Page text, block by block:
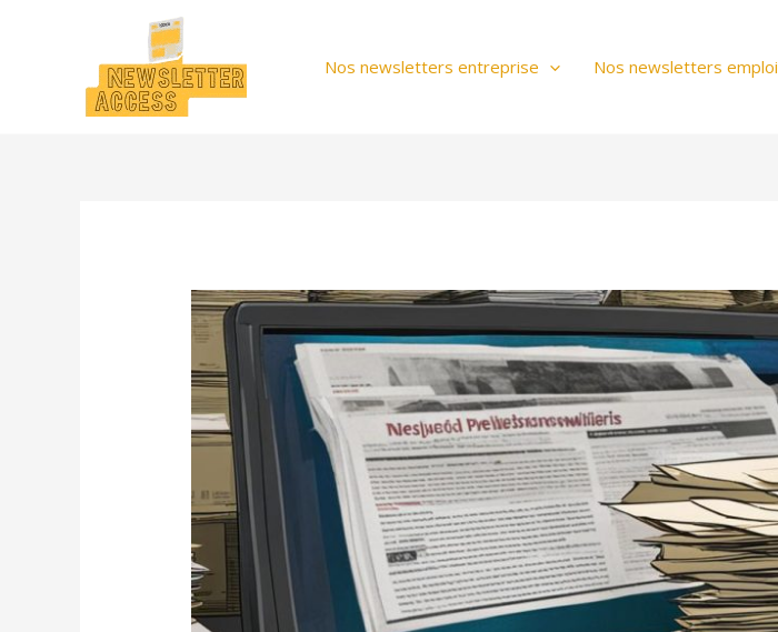
Nos newsletters entreprise Nos newsletters emploi